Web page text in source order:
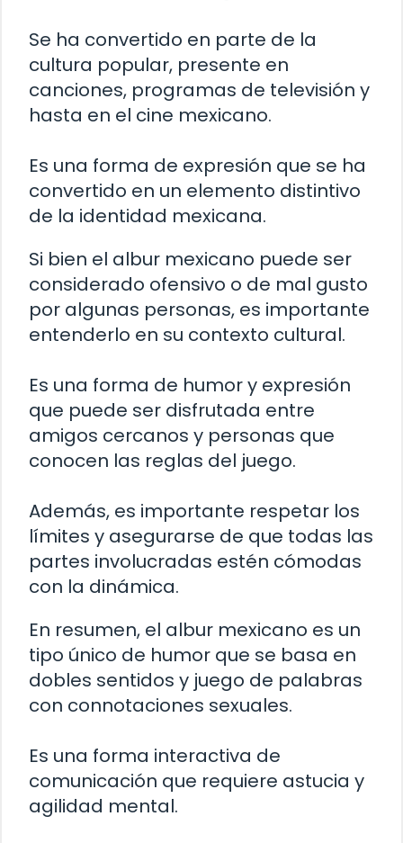
Se ha convertido en parte de la
cultura popular, presente en
canciones, programas de televisión y
hasta en el cine mexicano.
Es una forma de expresión que se ha
convertido en un elemento distintivo
de la identidad mexicana.
Si bien el albur mexicano puede ser
considerado ofensivo o de mal gusto
por algunas personas, es importante
entenderlo en su contexto cultural.
Es una forma de humor y expresión
que puede ser disfrutada entre
amigos cercanos y personas que
conocen las reglas del juego.
Además, es importante respetar los
límites y asegurarse de que todas las
partes involucradas estén cómodas
con la dinámica.
En resumen, el albur mexicano es un
tipo único de humor que se basa en
dobles sentidos y juego de palabras
con connotaciones sexuales.
Es una forma interactiva de
comunicación que requiere astucia y
agilidad mental.